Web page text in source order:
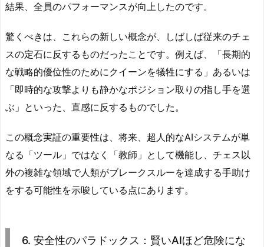
結果、全員のパフォーマンスが向上したのです。
驚くべきは、これらの新しい概念が、しばしば従来のチェ
スの定石に反するものだったことです。例えば、「長期的
な戦略的優位性のためにクイーンを犠牲にする」あるいは
「即時的な攻撃よりも静かなポジション取りの指し手を選
ぶ」といった、直感に反するものでした。
この概念実証の重要性は、将来、超人的なAIシステムが単
なる「ツール」ではなく「教師」として機能し、チェス以
外の複雑な領域で人類がブレークスルーを達成する手助け
をする可能性を示唆している点にあります。
6. 安全性のパラドックス：賢いAIほど危険にな